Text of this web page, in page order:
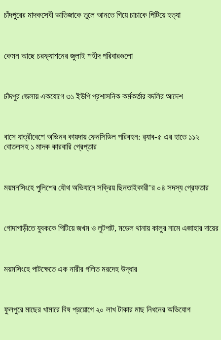
চাঁদপুরের মাদকসেবী ভাতিজাকে তুলে আনতে গিয়ে চাচাকে পিটিয়ে হত্যা
কেমন আছে চরফ্যাশনের জুলাই শহীদ পরিবারগুলো
চাঁদপুর জেলায় একযোগে ৩১ ইউপি প্রশাসনিক কর্মকর্তার বদলির আদেশ
বাসে যাত্রীবেশে অভিনব কায়দায় ফেনসিডিল পরিবহন: র‍্যাব-৫ এর হাতে ১১২
বোতলসহ ১ মাদক কারবারি গ্রেপ্তার
ময়মনসিংহে পুলিশের যৌথ অভিযানে সক্রিয় ছিনতাইকারী’র ০৪ সদস্য গ্রেফতার
​গোদাগাড়ীতে যুবককে পিটিয়ে জখম ও লুটপাট, মডেল থানায় কালুর নামে এজাহার দায়ের
ময়মসিংহে পাটক্ষেতে এক নারীর গলিত মরদেহ উদ্ধার
ফুলপুরে মাছের খামারে বিষ প্রয়োগে ২০ লাখ টাকার মাছ নিধনের অভিযোগ